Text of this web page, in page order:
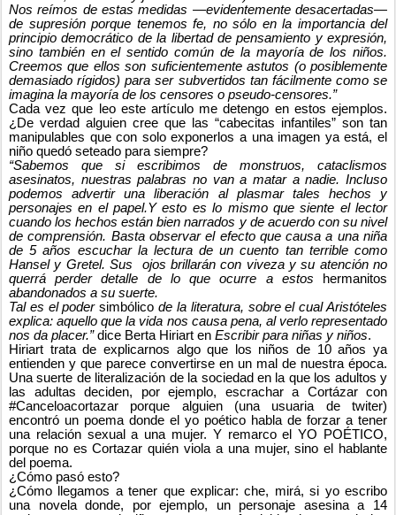
Nos reímos de estas medidas —evidentemente desacertadas—
de supresión porque tenemos fe, no sólo en la importancia del
principio democrático de la libertad de pensamiento y expresión,
sino también en el sentido común de la mayoría de los niños.
Creemos que ellos son suficientemente astutos (o posiblemente
demasiado rígidos) para ser subvertidos tan fácilmente como se
imagina la mayoría de los censores o pseudo-censores.”
Cada vez que leo este artículo me detengo en estos ejemplos.
¿De verdad alguien cree que las “cabecitas infantiles” son tan
manipulables que con solo exponerlos a una imagen ya está, el
niño quedó seteado para siempre?
“Sabemos que si escribimos de monstruos, cataclismos
asesinatos, nuestras palabras no van a matar a nadie. Incluso
podemos advertir una liberación al plasmar tales hechos y
personajes en el papel.Y esto es lo mismo que siente el lector
cuando los hechos están bien narrados y de acuerdo con su nivel
de comprensión. Basta observar el efecto que causa a una niña
de 5 años escuchar la lectura de un cuento tan terrible como
Hansel y Gretel. Sus
ojos brillarán con viveza y su atención no
querrá perder detalle de lo que ocurre a estos
hermanitos
abandonados a su suerte.
Tal es el podersimbólico de la literatura, sobre el cual Aristóteles
explica: aquello que la vida nos causa pena, al verlo representado
nos da placer.”dice Berta Hiriart en Escribir para niñas y niños.
Hiriart trata de explicarnos algo que los niños de 10 años ya
entienden y que parece convertirse en un mal de nuestra época.
Una suerte de literalización de la sociedad en la que los adultos y
las adultas deciden, por ejemplo, escrachar a Cortázar con
#Canceloacortazar porque alguien (una usuaria de twiter)
encontró un poema donde el yo poético habla de forzar a tener
una relación sexual a una mujer. Y remarco el YO POÉTICO,
porque no es Cortazar quién viola a una mujer, sino el hablante
del poema.
¿Cómo pasó esto?
¿Cómo llegamos a tener que explicar: che, mirá, si yo escribo
una novela donde, por ejemplo, un personaje asesina a 14